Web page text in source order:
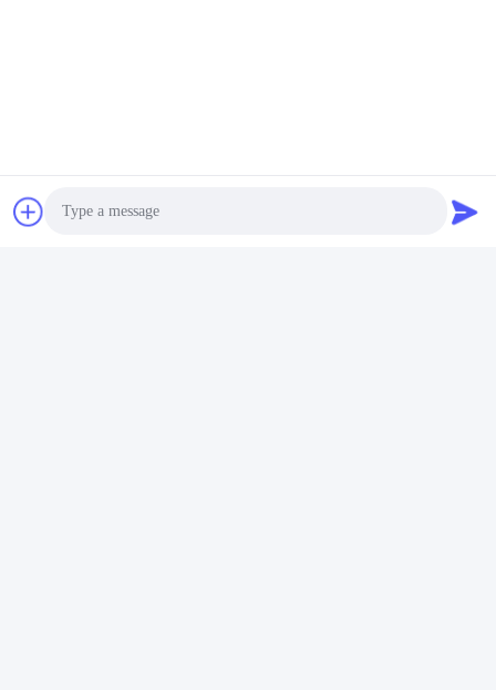
Humidité Et Chambre À Température Contrôlée